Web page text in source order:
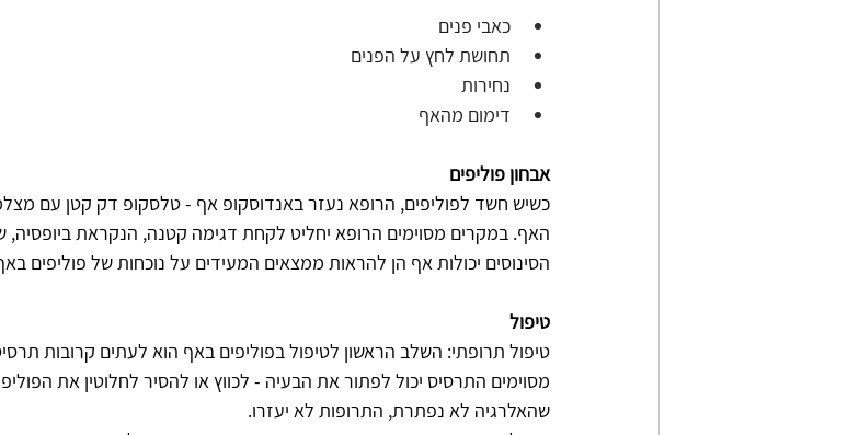
כאבי פנים
תחושת לחץ על הפנים
נחירות
דימום מהאף
אבחון פוליפים
כשיש חשד לפוליפים, הרופא נעזר באנדוסקופ אף - טלסקופ דק קטן עם
הסינוסים יכולות אף הן להראות ממצאים המעידים על נוכחות של פוליפים
טיפול
טיפול תרופתי: השלב הראשון לטיפול בפוליפים באף הוא לעתים קרובות
מסוימים התרסיס יכול לפתור את הבעיה - לכווץ או להסיר לחלוטין את
שהאלרגיה לא נפתרת, התרופות לא יעזרו.